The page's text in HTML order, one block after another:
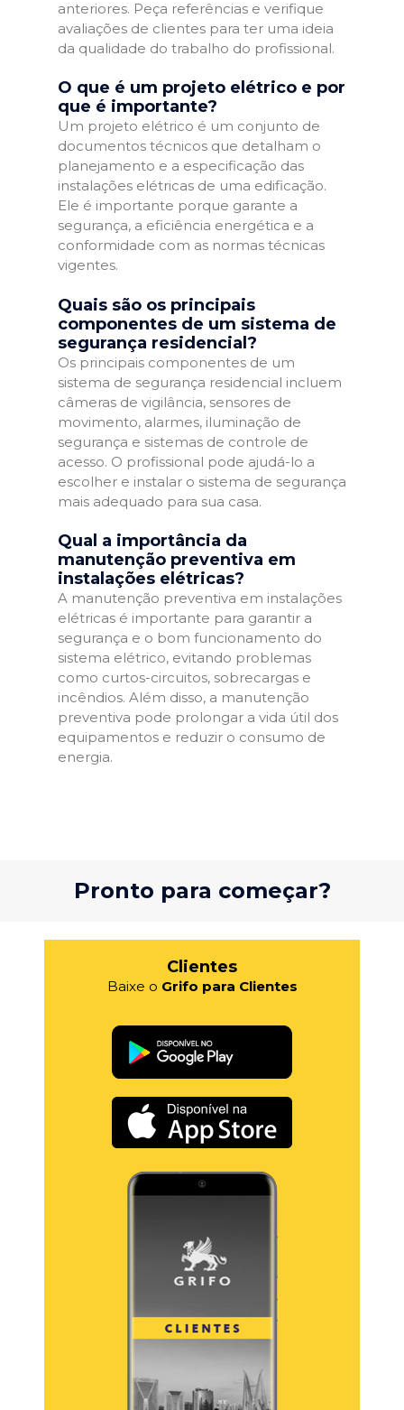
anteriores. Peça referências e verifique
avaliações de clientes para ter uma ideia
da qualidade do trabalho do profissional.
O que é um projeto elétrico e por
que é importante?
Um projeto elétrico é um conjunto de
documentos técnicos que detalham o
planejamento e a especificação das
instalações elétricas de uma edificação.
Ele é importante porque garante a
segurança, a eficiência energética e a
conformidade com as normas técnicas
vigentes.
Quais são os principais
componentes de um sistema de
segurança residencial?
Os principais componentes de um
sistema de segurança residencial incluem
câmeras de vigilância, sensores de
movimento, alarmes, iluminação de
segurança e sistemas de controle de
acesso. O profissional pode ajudá-lo a
escolher e instalar o sistema de segurança
mais adequado para sua casa.
Qual a importância da
manutenção preventiva em
instalações elétricas?
A manutenção preventiva em instalações
elétricas é importante para garantir a
segurança e o bom funcionamento do
sistema elétrico, evitando problemas
como curtos-circuitos, sobrecargas e
incêndios. Além disso, a manutenção
preventiva pode prolongar a vida útil dos
equipamentos e reduzir o consumo de
energia.
Pronto para começar?
Clientes
Baixe o Grifo para Clientes